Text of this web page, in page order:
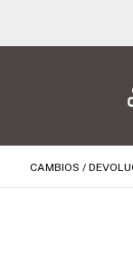
CAMBIOS /